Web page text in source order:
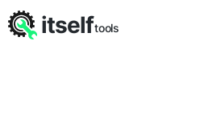
itselftools